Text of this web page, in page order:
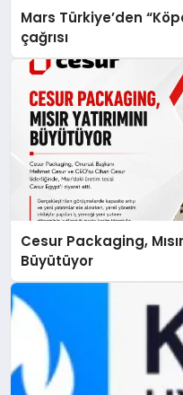
Mars Türkiye’den
çağrısı
Cesur Packaging,
Büyütüyor